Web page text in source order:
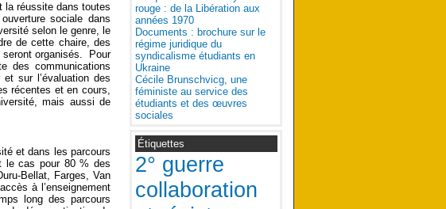
la réussite dans toutes
sociale dans
selon le genre, le
de cette chaire, des
seront organisés. Pour
des communications
sur l’évaluation des
récentes et en cours,
mais aussi de
et dans les parcours
le cas pour 80 % des
Bellat, Farges, Van
à l’enseignement
long des parcours
rouge : de la Libération aux
années 1970
Documents : brochure sur le
régime juridique du
syndicalisme étudiants en
Ukraine
Cécile Brunschvicg, une
féministe au service des
étudiants et des œuvres
sociales
Étiquettes
2° guerre
collaboration